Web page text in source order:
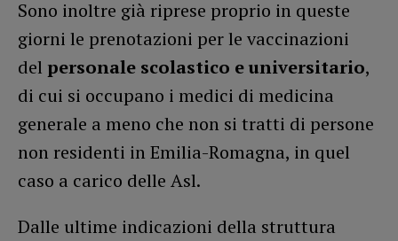
Sono inoltre già riprese proprio in queste
giorni le prenotazioni per le vaccinazioni
del personale scolastico e universitario,
di cui si occupano i medici di medicina
generale a meno che non si tratti di persone
non residenti in Emilia-Romagna, in quel
caso a carico delle Asl.
Dalle ultime indicazioni della struttura